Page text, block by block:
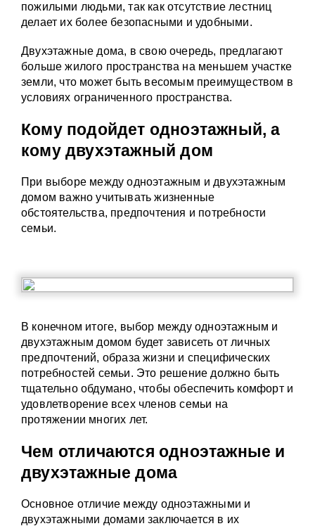
пожилыми людьми, так как отсутствие лестниц
делает их более безопасными и удобными.
Двухэтажные дома, в свою очередь, предлагают
больше жилого пространства на меньшем участке
земли, что может быть весомым преимуществом в
условиях ограниченного пространства.
Кому подойдет одноэтажный, а
кому двухэтажный дом
При выборе между одноэтажным и двухэтажным
домом важно учитывать жизненные
обстоятельства, предпочтения и потребности
семьи.
В конечном итоге, выбор между одноэтажным и
двухэтажным домом будет зависеть от личных
предпочтений, образа жизни и специфических
потребностей семьи. Это решение должно быть
тщательно обдумано, чтобы обеспечить комфорт и
удовлетворение всех членов семьи на
протяжении многих лет.
Чем отличаются одноэтажные и
двухэтажные дома
Основное отличие между одноэтажными и
двухэтажными домами заключается в их